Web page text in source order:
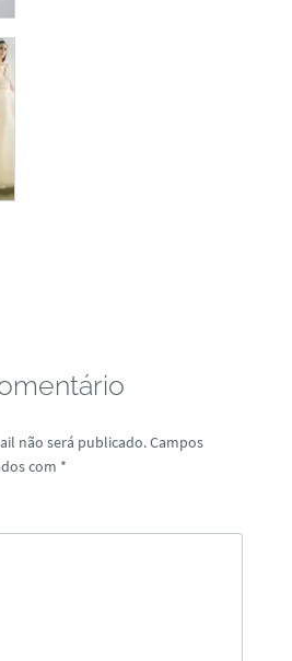
não será publicado.Campos
com *